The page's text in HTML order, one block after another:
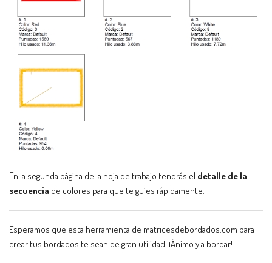
En la segunda página de la hoja de trabajo tendrás el detalle de la
secuencia de colores para que te guíes rápidamente.
Esperamos que esta herramienta de matricesdebordados.com para
crear tus bordados te sean de gran utilidad. ¡Ánimo y a bordar!